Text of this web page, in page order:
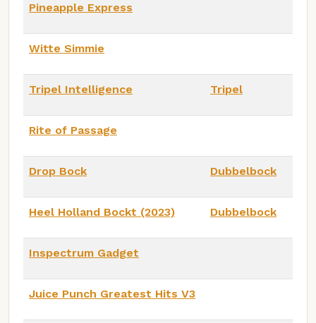
Pineapple Express
Witte Simmie
Tripel Intelligence Tripel
Rite of Passage
Drop Bock Dubbelbock
Heel Holland Bockt (2023) Dubbelbock
Inspectrum Gadget
Juice Punch Greatest Hits V3